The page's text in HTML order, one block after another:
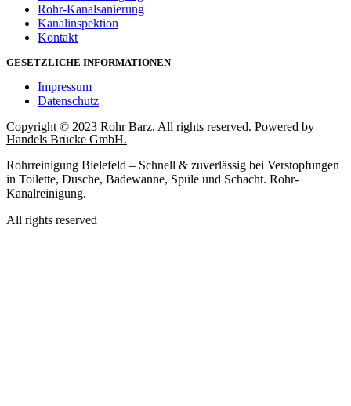
Rohr-Kanalsanierung
Kanalinspektion
Kontakt
GESETZLICHE INFORMATIONEN
Impressum
Datenschutz
Copyright © 2023 Rohr Barz, All rights reserved. Powered by
Handels Brücke GmbH.
Rohrreinigung Bielefeld – Schnell & zuverlässig bei Verstopfungen
in Toilette, Dusche, Badewanne, Spüle und Schacht. Rohr-
Kanalreinigung.
All rights reserved